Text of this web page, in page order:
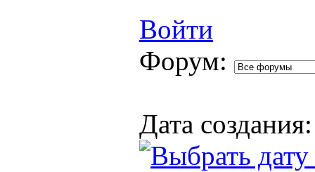
Войти
Форум:
Дата создания: